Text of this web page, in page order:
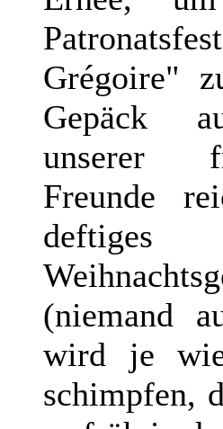
Grégoire"
Gepäck
unserer
Freunde
(niemand
wird je
schimpfen,